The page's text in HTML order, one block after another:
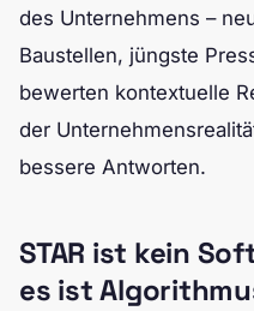
des Unternehmens –
Baustellen, jüngste
bewerten kontextuelle
der
bessere Antworten.
STAR ist kein
es ist